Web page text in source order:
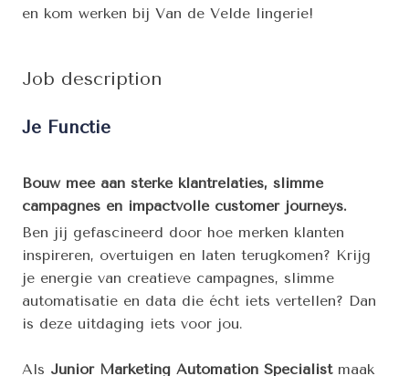
en kom werken bij Van de Velde lingerie!
Job description
Je Functie
Bouw mee aan sterke klantrelaties, slimme
campagnes en impactvolle customer journeys.
Ben jij gefascineerd door hoe merken klanten
inspireren, overtuigen en laten terugkomen? Krijg
je energie van creatieve campagnes, slimme
automatisatie en data die écht iets vertellen? Dan
is deze uitdaging iets voor jou.
Als Junior Marketing Automation Specialistmaak